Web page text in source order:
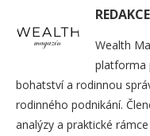
REDAKCE
Wealth
platforma
bohatství a rodinnou
rodinného podnikání.
analýzy a praktické